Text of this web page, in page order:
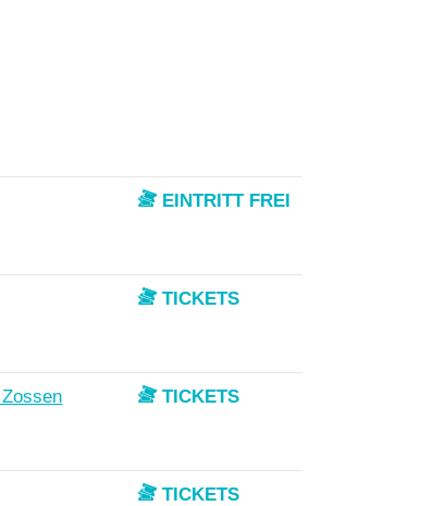
EINTRITT FREI
TICKETS
TICKETS
TICKETS